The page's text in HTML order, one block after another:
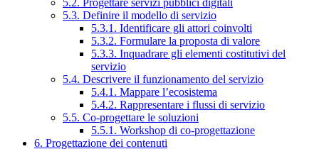
5.2. Progettare servizi pubblici digitali
5.3. Definire il modello di servizio
5.3.1. Identificare gli attori coinvolti
5.3.2. Formulare la proposta di valore
5.3.3. Inquadrare gli elementi costitutivi del
servizio
5.4. Descrivere il funzionamento del servizio
5.4.1. Mappare l’ecosistema
5.4.2. Rappresentare i flussi di servizio
5.5. Co-progettare le soluzioni
5.5.1. Workshop di co-progettazione
6. Progettazione dei contenuti